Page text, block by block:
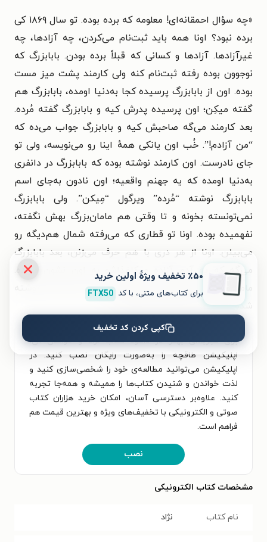
«چه سؤال احمقانه‌ای! معلومه که برده بوده. تو سال ۱۸۶۹ کی
برده نبود؟ اونا همه باید ثبت‌نام می‌کردن، چه آزادها، چه
غیرآزادها. آزادها و کسانی که قبلاً برده بودن. بابابزرگ که
نوجوون بوده رفته ثبت‌نام کنه ولی کارمند پشت میز مست
بوده. اون از بابابزرگ پرسیده کجا به‌دنیا اومده، بابابزرگ هم
گفته میکِن؛ اون پرسیده پدرش کیه و بابابزرگ گفته مُرده.
بعد کارمند می‌گه صاحبش کیه و بابابزرگ جواب می‌ده که
“من آزادم!”. خُب اون یانکی همهٔ اینا رو می‌نویسه، ولی تو
جای نادرست. اون کارمند نوشته بوده که بابابزرگ در دانفری
به‌دنیا اومده که یه جهنم واقعیه؛ اون نادون به‌جای اسم
بابابزرگ نوشته “مُرده” ویرگول “مِیکن”. ولی بابابزرگ
نمی‌تونسته بخونه و تا وقتی هم مامان‌بزرگ بهش نگفته،
نفهمیده بوده. اونا تو قطاری که می‌رفته شمال هم‌دیگه رو
می‌بینن. اونا از هر دری با هم حرف می‌زنن، بعد بابابزرگ
می‌گه که یه آدم آزاده و کاغذاشو به اون نشون می‌ده.
مامان‌بزرگ که کاغذا رو می‌بینه، چیزایی که اون تو نوشته
شده رو بلند برای بابابزرگ می‌خونه.»»
برای تجربه‌ای بهتر در دانلود کتاب نژاد و خواندن آن،
اپلیکیشن طاقچه را به‌صورت رایگان نصب کنید. در
اپلیکیشن می‌توانید مطالعه‌ی خود را شخصی‌سازی کنید و
لذت خواندن و شنیدن کتاب‌ها را همیشه و همه‌جا تجربه
کنید. علاوه‌بر دسترسی آسان، امکان خرید هزاران کتاب
صوتی و الکترونیکی با تخفیف‌های ویژه و بهترین قیمت هم
فراهم است.
نصب
مشخصات کتاب الکترونیکی
نام کتاب نژاد
٪۵۰ تخفیف ویژۀ اولین خرید
برای کتاب‌های متنی، با کد FTX50
کپی کردن کد تخفیف